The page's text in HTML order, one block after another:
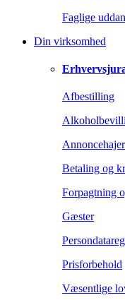
Faglige
Din virksomhed
Afbestilling
Annoncehajer
Betaling og
Forpagtning
Gæster
Prisforbehold
Væsentlige